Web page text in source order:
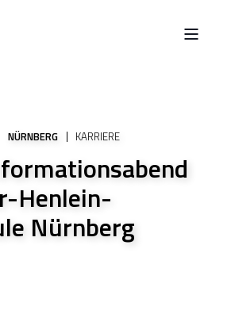
NÜRNBERG KARRIERE
Henlein-
Nürnberg